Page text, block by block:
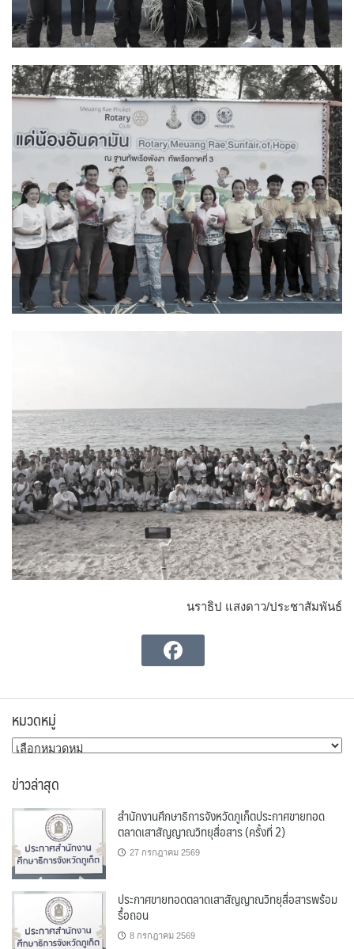
นราธิป แสงดาว/ประชาสัมพันธ์
หมวดหมู่
หมวด
ข่าวล่าสุด
สำนักงานศึกษาธิการจังหวัดภูเก็ตประกาศขายทอด
ตลาดเสาสัญญาณวิทยุสื่อสาร (ครั้งที่ 2)
27 กรกฎาคม 2569
ประกาศขายทอดตลาดเสาสัญญาณวิทยุสื่อสารพร้อม
รื้อถอน
8 กรกฎาคม 2569